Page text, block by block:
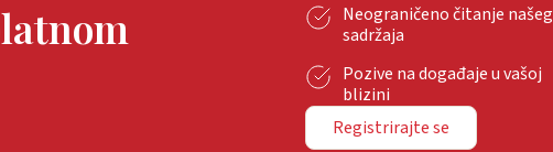
Neograničeno čitanje našeg
sadržaja
Pozive na događaje u vašoj
blizini
Registrirajte se